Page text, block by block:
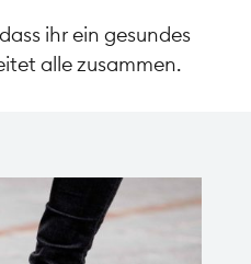
ihr ein gesundes
alle zusammen.